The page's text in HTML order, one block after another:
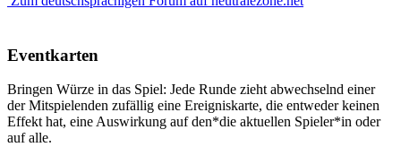
Eventkarten
Bringen Würze in das Spiel: Jede Runde zieht abwechselnd einer
der Mitspielenden zufällig eine Ereigniskarte, die entweder keinen
Effekt hat, eine Auswirkung auf den*die aktuellen Spieler*in oder
auf alle.